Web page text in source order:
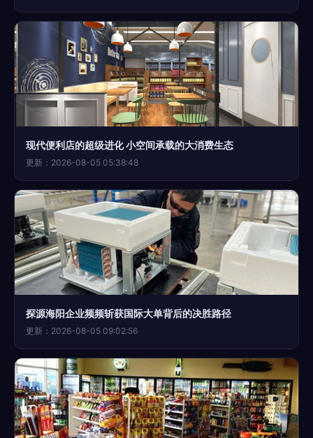
现代便利店的超级进化 小空间承载的大消费生态
更新：2026-08-05 05:38:48
探源海阳企业频频斩获国际大单背后的决胜路径
更新：2026-08-05 09:02:56